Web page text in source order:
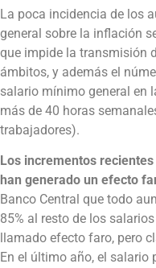
La poca incidencia de los
general sobre la inflación
que impide la transmisión
ámbitos, y además el
salario mínimo general en
más de 40 horas
trabajadores).
Los incrementos
han generado un efecto
Banco Central que todo
85% al resto de los
llamado efecto faro, pero
En el último año, el salario